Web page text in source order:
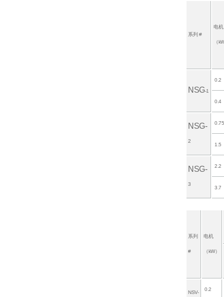
系列 #
电机
（
NSG-1
0.2
0.4
NSG-
2
0.75
1.5
NSG-
3
2.2
3.7
系列
#
电机
（kW）
NSV-
0.2